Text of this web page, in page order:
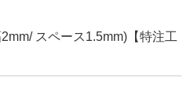
スペース1.5mm)【特注工